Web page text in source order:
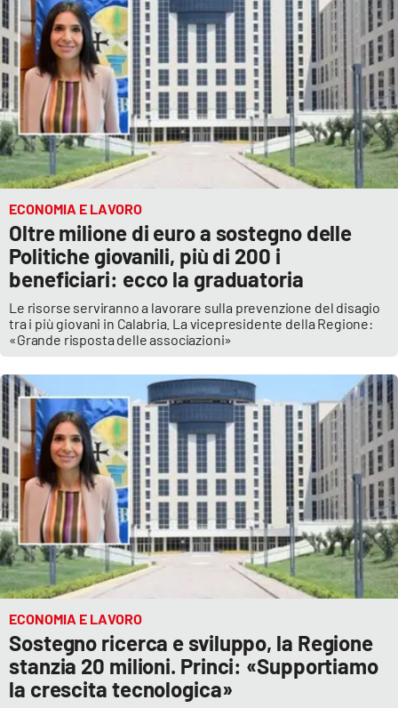
ECONOMIA E LAVORO
Oltre milione di euro a sostegno delle
Politiche giovanili, più di 200 i
beneficiari: ecco la graduatoria
Le risorse serviranno a lavorare sulla prevenzione del disagio
tra i più giovani in Calabria. La vicepresidente della Regione:
«Grande risposta delle associazioni»
ECONOMIA E LAVORO
Sostegno ricerca e sviluppo, la Regione
stanzia 20 milioni. Princi: «Supportiamo
la crescita tecnologica»